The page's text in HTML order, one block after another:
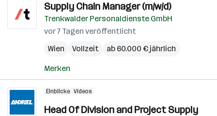
Supply Chain Manager (m/w/d)
Trenkwalder Personaldienste GmbH
vor 7 Tagen veröffentlicht
Wien
Vollzeit ab 60.000 € jährlich
Merken
Einblicke Videos
Head Of Division and Project Supply